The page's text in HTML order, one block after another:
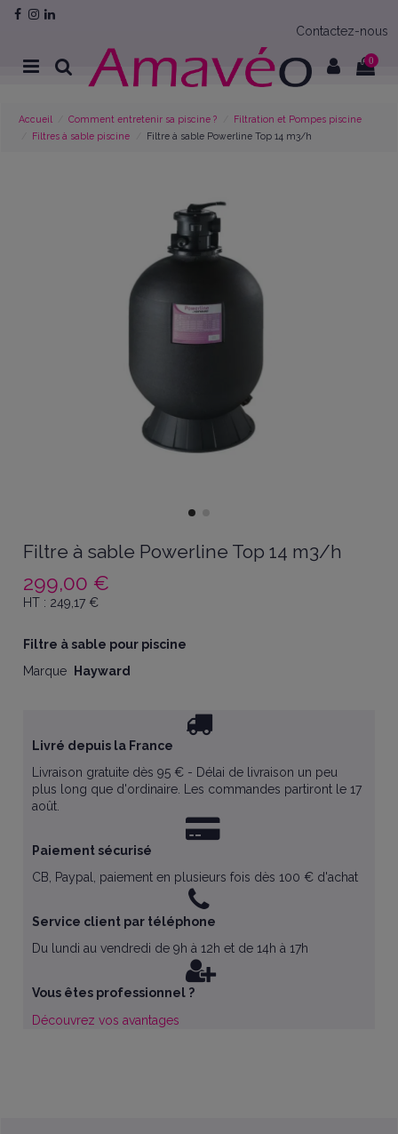
Contactez-nous
0
Accueil Comment entretenir sa piscine ?
Filtration et Pompes piscine
Filtres à sable piscine
Filtre à sable Powerline Top 14 m3/h
Filtre à sable Powerline Top 14 m3/h
299,00 €
HT : 249,17€
Filtre à sable pour piscine
Marque
Hayward
Livré depuis la France
Livraison gratuite dès 95 € - Délai de livraison un peu
plus long que d'ordinaire. Les commandes partiront le 17
août.
Paiement sécurisé
CB, Paypal, paiement en plusieurs fois dès 100 € d'achat
Service client par téléphone
Du lundi au vendredi de 9h à 12h et de 14h à 17h
Vous êtes professionnel ?
Découvrez vos avantages